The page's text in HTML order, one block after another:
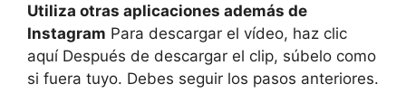
Utiliza otras aplicaciones además de
Instagram Para descargar el vídeo, haz clic
aquí Después de descargar el clip, súbelo como
si fuera tuyo. Debes seguir los pasos anteriores.